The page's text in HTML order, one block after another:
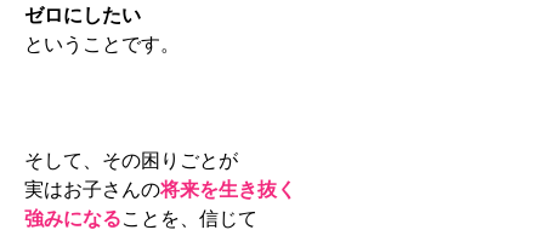
ゼロにしたい
ということです。
そして、その困りごとが
実はお子さんの将来を生き抜く
強みになること を、 信じて